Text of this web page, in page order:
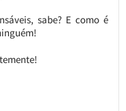
sabe? E como é